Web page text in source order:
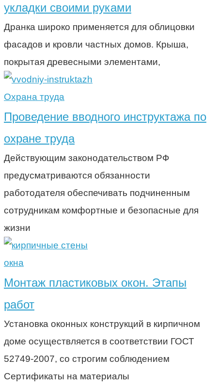
укладки своими руками
Дранка широко применяется для облицовки
фасадов и кровли частных домов. Крыша,
покрытая древесными элементами,
Охрана труда
Проведение вводного инструктажа по
охране труда
Действующим законодательством РФ
предусматриваются обязанности
работодателя обеспечивать подчиненным
сотрудникам комфортные и безопасные для
жизни
окна
Монтаж пластиковых окон. Этапы
работ
Установка оконных конструкций в кирпичном
доме осуществляется в соответствии ГОСТ
52749-2007, со строгим соблюдением
Сертификаты на материалы